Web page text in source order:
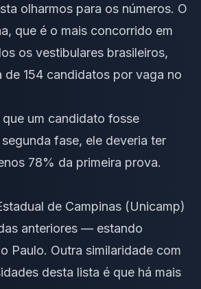
olharmos para os números. O
que é o mais concorrido em
os vestibulares brasileiros,
de 154 candidatos por vaga no
um candidato fosse
fase, ele deveria ter
78% da primeira prova.
de Campinas (Unicamp)
anteriores — estando
Paulo. Outra similaridade com
desta lista é que há mais